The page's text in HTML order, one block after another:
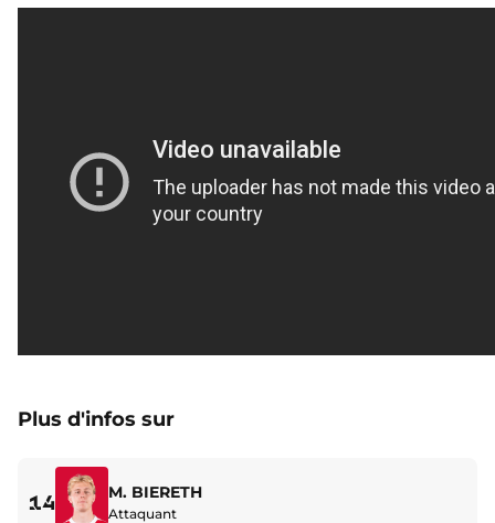
Plus d'infos sur
14 M. BIERETH
Attaquant